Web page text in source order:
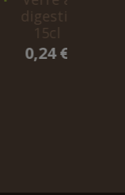
digestif
15cl
0,24 €